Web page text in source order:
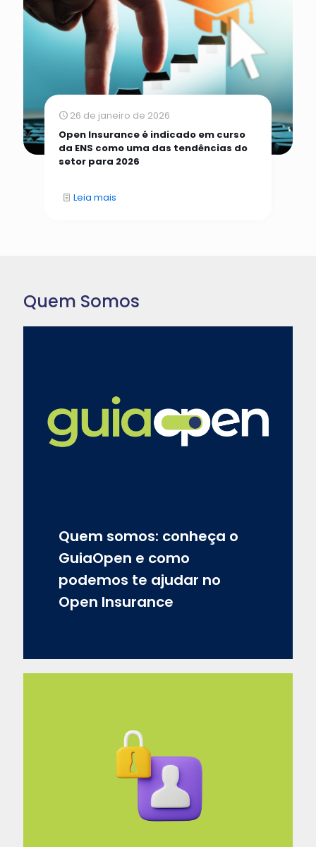
26 de janeiro de 2026
Open Insurance é indicado em curso
da ENS como uma das tendências do
setor para 2026
Leia mais
Quem Somos
Quem somos: conheça o
GuiaOpen e como
podemos te ajudar no
Open Insurance